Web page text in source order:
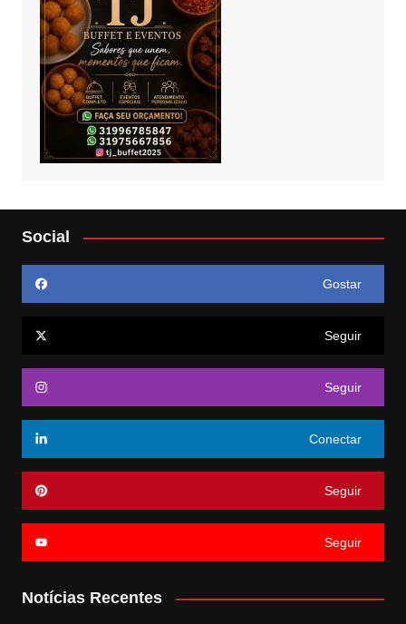
Social
Gostar
Seguir
Seguir
Conectar
Seguir
Seguir
Notícias Recentes